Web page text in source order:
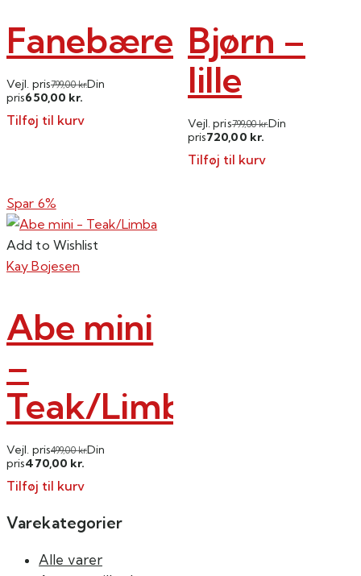
Fanebærer
Vejl. pris799,00kr.Din
pris650,00 kr.
Tilføj til kurv
Bjørn –
lille
Vejl. pris799,00kr.Din
pris720,00 kr.
Tilføj til kurv
Spar 6%
Add to Wishlist
Kay Bojesen
Abe mini
–
Teak/Limba
Vejl. pris499,00kr.Din
pris470,00 kr.
Tilføj til kurv
Varekategorier
Alle varer